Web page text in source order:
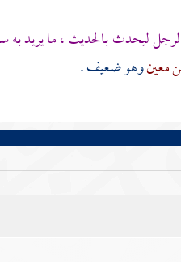
ليحدث بالحديث ، ما يريد به
معينوهو ضعيف .